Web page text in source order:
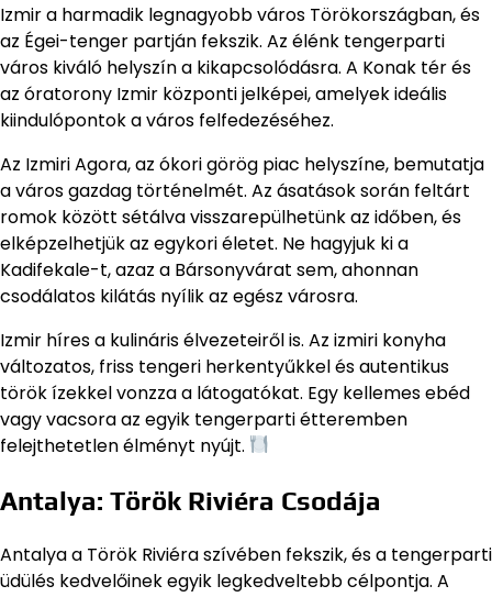
Izmir a harmadik legnagyobb város Törökországban, és
az Égei-tenger partján fekszik. Az élénk tengerparti
város kiváló helyszín a kikapcsolódásra. A Konak tér és
az óratorony Izmir központi jelképei, amelyek ideális
kiindulópontok a város felfedezéséhez.
Az Izmiri Agora, az ókori görög piac helyszíne, bemutatja
a város gazdag történelmét. Az ásatások során feltárt
romok között sétálva visszarepülhetünk az időben, és
elképzelhetjük az egykori életet. Ne hagyjuk ki a
Kadifekale-t, azaz a Bársonyvárat sem, ahonnan
csodálatos kilátás nyílik az egész városra.
Izmir híres a kulináris élvezeteiről is. Az izmiri konyha
változatos, friss tengeri herkentyűkkel és autentikus
török ízekkel vonzza a látogatókat. Egy kellemes ebéd
vagy vacsora az egyik tengerparti étteremben
felejthetetlen élményt nyújt.
Antalya: Török Riviéra Csodája
Antalya a Török Riviéra szívében fekszik, és a tengerparti
üdülés kedvelőinek egyik legkedveltebb célpontja. A